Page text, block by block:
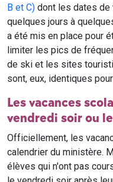
B et C) dont les dates de
quelques jours à
a été mis en place pour
limiter les pics de
de ski et les sites
sont, eux, identiques
Les vacances
vendredi soir ou
Officiellement, les
calendrier du ministère.
élèves qui n'ont pas